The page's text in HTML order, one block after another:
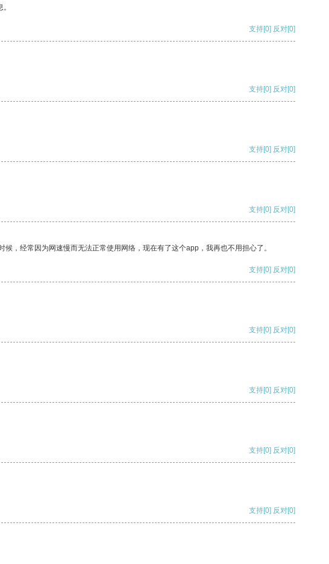
支持[0] 反对[0]
支持[0] 反对[0]
支持[0] 反对[0]
支持[0] 反对[0]
，经常因为网速慢而无法正常使用网络，现在有了这个app，我再也不用担心了。
支持[0] 反对[0]
支持[0] 反对[0]
支持[0] 反对[0]
支持[0] 反对[0]
支持[0] 反对[0]